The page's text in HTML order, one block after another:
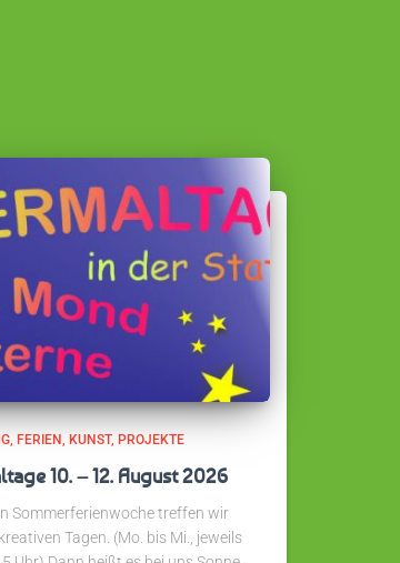
FERIEN KUNST PROJEKTE
10. – 12. August 2026
Sommerferienwoche treffen wir
Tagen. (Mo. bis Mi., jeweils